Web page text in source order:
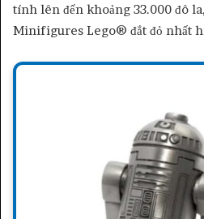
tính lên đến khoảng 33.000 đô
Minifigures Lego® đắt đỏ nhất